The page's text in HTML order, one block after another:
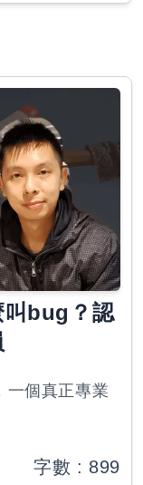
叫bug？認
一個真正專業
字數 : 899